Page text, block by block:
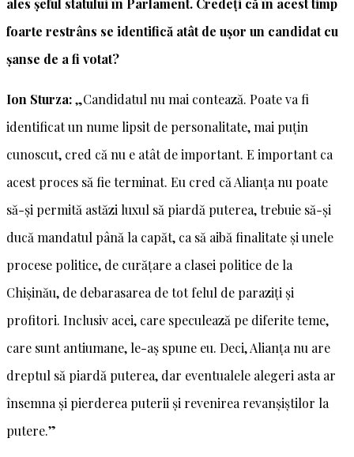
ales șeful statului în Parlament. Credeți că în acest timp
foarte restrâns se identifică atât de ușor un candidat cu
șanse de a fi votat?
Ion Sturza:„Candidatul nu mai contează. Poate va fi
identificat un nume lipsit de personalitate, mai puțin
cunoscut, cred că nu e atât de important. E important ca
acest proces să fie terminat. Eu cred că Alianța nu poate
să-și permită astăzi luxul să piardă puterea, trebuie să-și
ducă mandatul până la capăt, ca să aibă finalitate și unele
procese politice, de curățare a clasei politice de la
Chișinău, de debarasarea de tot felul de paraziți și
profitori. Inclusiv acei, care speculează pe diferite teme,
care sunt antiumane, le-aș spune eu. Deci, Alianța nu are
dreptul să piardă puterea, dar eventualele alegeri asta ar
însemna și pierderea puterii și revenirea revanșiștilor la
putere.”